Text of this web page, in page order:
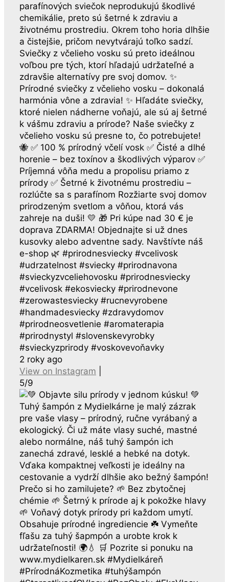
parafínových sviečok neprodukujú škodlivé
chemikálie, preto sú šetrné k zdraviu a
životnému prostrediu. Okrem toho horia dlhšie
a čistejšie, pričom nevytvárajú toľko sadzí.
Sviečky z včelieho vosku sú preto ideálnou
voľbou pre tých, ktorí hľadajú udržateľné a
zdravšie alternatívy pre svoj domov. ✨
Prírodné sviečky z včelieho vosku – dokonalá
harmónia vône a zdravia! ✨ Hľadáte sviečky,
ktoré nielen nádherne voňajú, ale sú aj šetrné
k vášmu zdraviu a prírode? Naše sviečky z
včelieho vosku sú presne to, čo potrebujete!
🐝 ✅ 100 % prírodný včelí vosk ✅ Čisté a dlhé
horenie – bez toxínov a škodlivých výparov ✅
Príjemná vôňa medu a propolisu priamo z
prírody ✅ Šetrné k životnému prostrediu –
rozlúčte sa s parafínom Rozžiarte svoj domov
prirodzeným svetlom a vôňou, ktorá vás
zahreje na duši! 💛 🎁 Pri kúpe nad 30 € je
doprava ZDARMA! Objednajte si už dnes
kusovky alebo adventne sady. Navštívte náš
e-shop 🌿 #prirodnesviecky #vcelivosk
#udrzatelnost #sviecky #prirodnavona
#svieckyzvceliehovosku #prirodnesviecky
#vcelivosk #ekosviecky #prirodnevone
#zerowastesviecky #rucnevyrobene
#handmadesviecky #zdravydomov
#prirodneosvetlenie #aromaterapia
#prirodnystyl #slovenskevyrobky
#svieckyzprirody #voskovevoňavky
2 roky ago
View on Instagram
5/9